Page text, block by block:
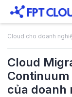
Cloud cho doanh
Cloud
của doanh